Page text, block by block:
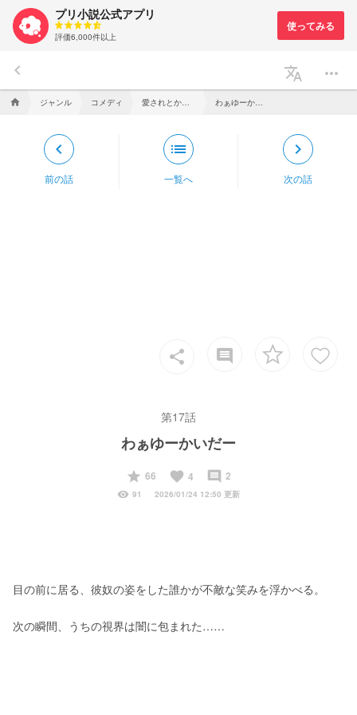
プリ小説公式アプリ
評価6,000件以上
keyboard_arrow_left translate more_horiz
home ジャンル コメディ
keyboard_arrow_left
前の話
list
一覧へ
keyboard_arrow_right
次の話
share insert_comment
第17話
わぁゆーかいだー
start
66 favorite 4 insert_comment 2
visibility 91 2026/01/24 12:50 更新
目の前に居る、彼奴の姿をした誰かが不敵な笑みを浮かべる。
次の瞬間、うちの視界は闇に包まれた……